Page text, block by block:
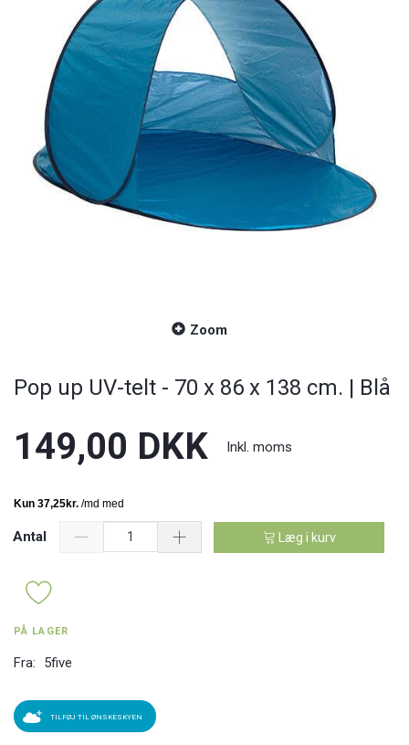
Zoom
Pop up UV-telt - 70 x 86 x 138 cm. | Blå
149,00 DKK Inkl. moms
Antal Læg i kurv
PÅ LAGER
Fra: 5five
TILFØJ TIL ØNSKESKYEN